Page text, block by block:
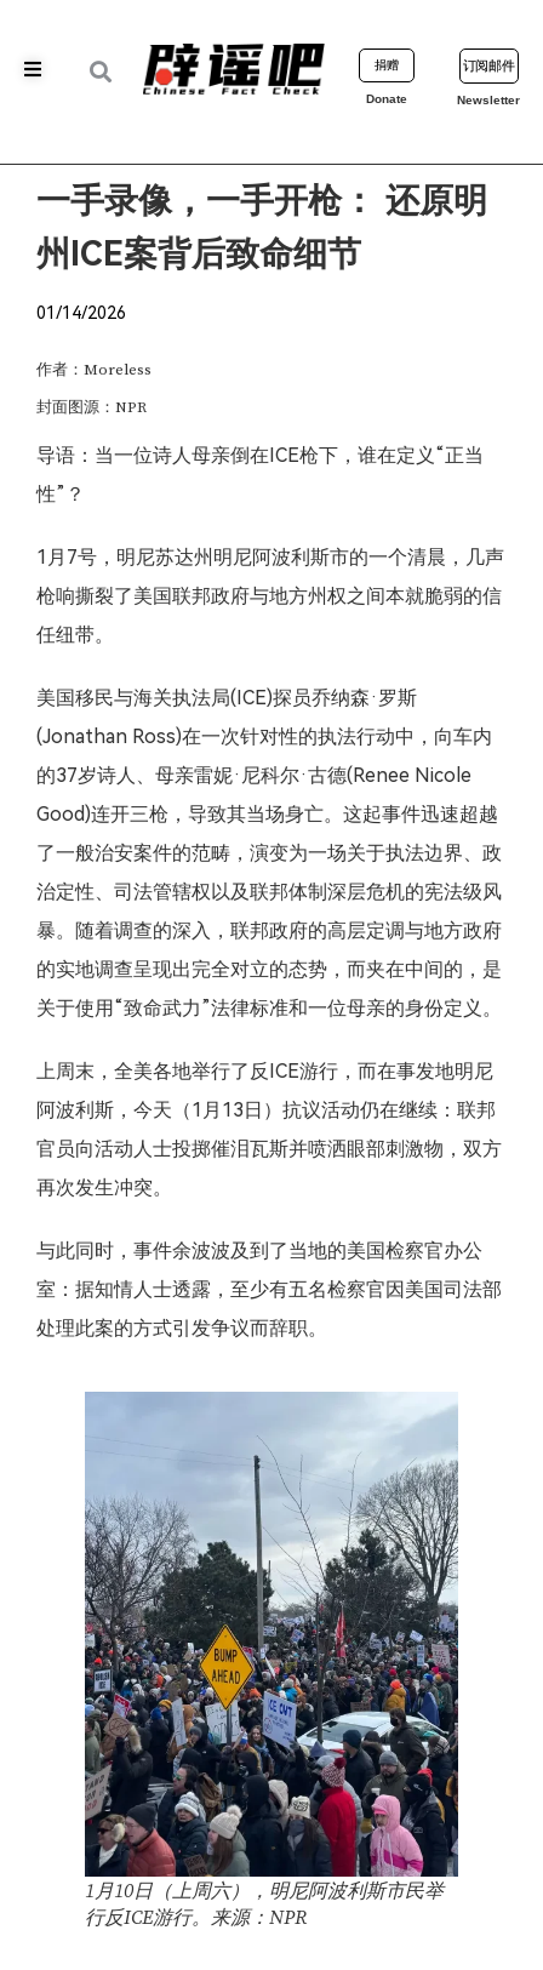
捐赠
Donate
订阅邮件
Newsletter
一手录像，一手开枪： 还原明
州ICE案背后致命细节
01/14/2026
作者：Moreless
封面图源：NPR
导语：当一位诗人母亲倒在ICE枪下，谁在定义“正当
性”？
1月7号，明尼苏达州明尼阿波利斯市的一个清晨，几声
枪响撕裂了美国联邦政府与地方州权之间本就脆弱的信
任纽带。
美国移民与海关执法局(ICE)探员乔纳森·罗斯
(Jonathan Ross)在一次针对性的执法行动中，向车内
的37岁诗人、母亲雷妮·尼科尔·古德(Renee Nicole
Good)连开三枪，导致其当场身亡。这起事件迅速超越
了一般治安案件的范畴，演变为一场关于执法边界、政
治定性、司法管辖权以及联邦体制深层危机的宪法级风
暴。随着调查的深入，联邦政府的高层定调与地方政府
的实地调查呈现出完全对立的态势，而夹在中间的，是
关于使用“致命武力”法律标准和一位母亲的身份定义。
上周末，全美各地举行了反ICE游行，而在事发地明尼
阿波利斯，今天（1月13日）抗议活动仍在继续：联邦
官员向活动人士投掷催泪瓦斯并喷洒眼部刺激物，双方
再次发生冲突。
与此同时，事件余波波及到了当地的美国检察官办公
室：据知情人士透露，至少有五名检察官因美国司法部
处理此案的方式引发争议而辞职。
1月10日（上周六），明尼阿波利斯市民举
行反ICE游行。来源：NPR